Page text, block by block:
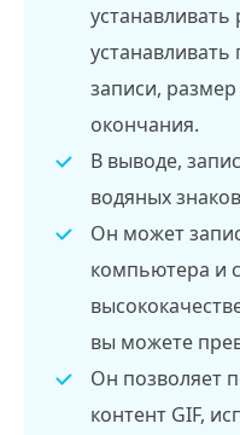
устанавливать
записи,
окончания.
В выводе,
водяных
Он может
компьютера и
вы можете
Он позволяет
контент GIF,